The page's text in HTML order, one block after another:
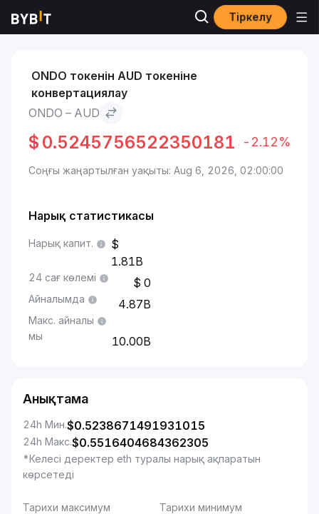
Тіркелу
Нарықтар Ondo to AUD
ONDO токенін AUD токеніне
конвертациялау
ONDO – AUD
$ 0.5245756522350181 -2.12%
Соңғы жаңартылған уақыты: Aug 6, 2026, 02:00:00
Нарық статистикасы
Нарық капит.
1.81B
24 сағ көлемі 0
Айналымда 4.87B
Макс. айналы
мы
10.00B
Анықтама
24h Мин.$0.5238671491931015
24h Макс.$0.5516404684362305
*Келесі деректер eth туралы нарық ақпаратын
көрсетеді
Тарихи максимум Тарихи минимум